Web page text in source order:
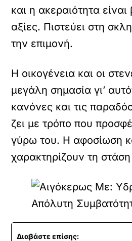
και η ακεραιότητα είναι
αξίες. Πιστεύει στη
την επιμονή.
Η οικογένεια και οι
μεγάλη σημασία γι’
κανόνες και τις
ζει με τρόπο που
γύρω του. Η αφοσίωση
χαρακτηρίζουν τη
Διαβάστε επίσης: